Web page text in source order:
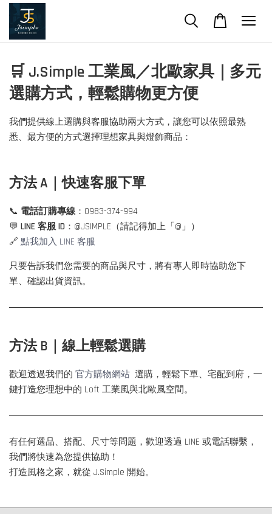
🛒 J.Simple 工業風／北歐家具｜多元
選購方式，輕鬆購物更方便
我們提供線上選購與客服協助兩大方式，讓您可以依照最熟
悉、最方便的方式選擇理想家具與燈飾商品：
方法 A｜快速客服下單
📞 電話訂購專線 ：0983-374-994
💬 LINE 客服 ID ：@JSIMPLE（請記得加上「@」）
🔗 點我加入 LINE 客服
只要告訴我們您需要的商品與尺寸，將有專人即時協助您下
單、確認出貨資訊。
方法 B｜線上輕鬆選購
歡迎透過我們的 官方購物網站 選購，輕鬆下單、宅配到府，一
鍵打造您理想中的 Loft 工業風與北歐風空間。
有任何選品、搭配、尺寸等問題，歡迎透過 LINE 或電話聯繫，
我們將快速為您提供協助！
打造風格之家，就從 J.Simple 開始。